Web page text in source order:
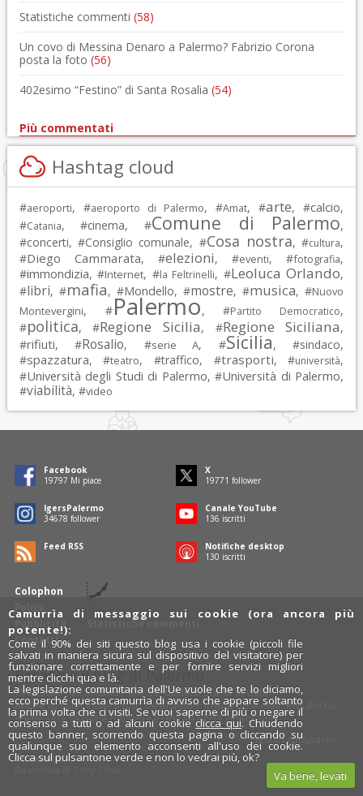
Statistiche commenti (58)
Un covo di Messina Denaro a Palermo? Fabrizio Corona
posta la foto (56)
402esimo “Festino” di Santa Rosalia (54)
Più commentati
Hashtag cloud
#aeroporti, #aeroporto di Palermo, #Amat, #arte, #calcio,
#Catania, #cinema, #Comune di Palermo,
#concerti, #Consiglio comunale, #Cosa nostra, #cultura,
#Diego Cammarata, #elezioni, #eventi, #fotografia,
#immondizia, #Internet, #la Feltrinelli, #Leoluca Orlando,
#libri, #mafia, #Mondello, #mostre, #musica, #Nuovo
Montevergini, #Palermo, #Partito Democratico,
#politica, #Regione Sicilia, #Regione Siciliana,
#rifiuti, #Rosalio, #serie A, #Sicilia, #sindaco,
#spazzatura, #teatro, #traffico, #trasporti, #università,
#Università degli Studi di Palermo, #Università di Palermo,
#viabilità, #video
Colophon
Policy
Pubblicità
Contatti
Statistiche commenti
Facebook
19797 Mi piace
X
19771 follower
IgersPalermo
34678 follower
Canale YouTube
136 iscritti
Feed RSS
Notifiche desktop
130 iscritti
Rosalio è il blog di Palermo
754 autoriraccontano Palermo dal loro punto di vista.
Anche tu puoi essere uno degli autori: inviaci un' e-mail. Rosalio ha
anche una sezionefotobloge una sezionevideoblog.
Designcut&paste
Rosalio.it
x
Instagram
Camurrìa di messaggio sui cookie (ora ancora più
potente!):
Come il 90% dei siti questo blog usa i cookie (piccoli file
salvati in maniera sicura sul dispositivo del visitatore) per
funzionare correttamente e per fornire servizi migliori
mentre clicchi qua e là.
La legislazione comunitaria dell'Ue vuole che te lo diciamo,
ecco perché questa camurrìa di avviso che appare soltanto
la prima volta che ci visiti. Se vuoi saperne di più o negare il
consenso a tutti o ad alcuni cookie clicca qui. Chiudendo
questo banner, scorrendo questa pagina o cliccando su
qualunque suo elemento acconsenti all'uso dei cookie.
Clicca sul pulsantone verde e non lo vedrai più, ok?
Va bene, levati